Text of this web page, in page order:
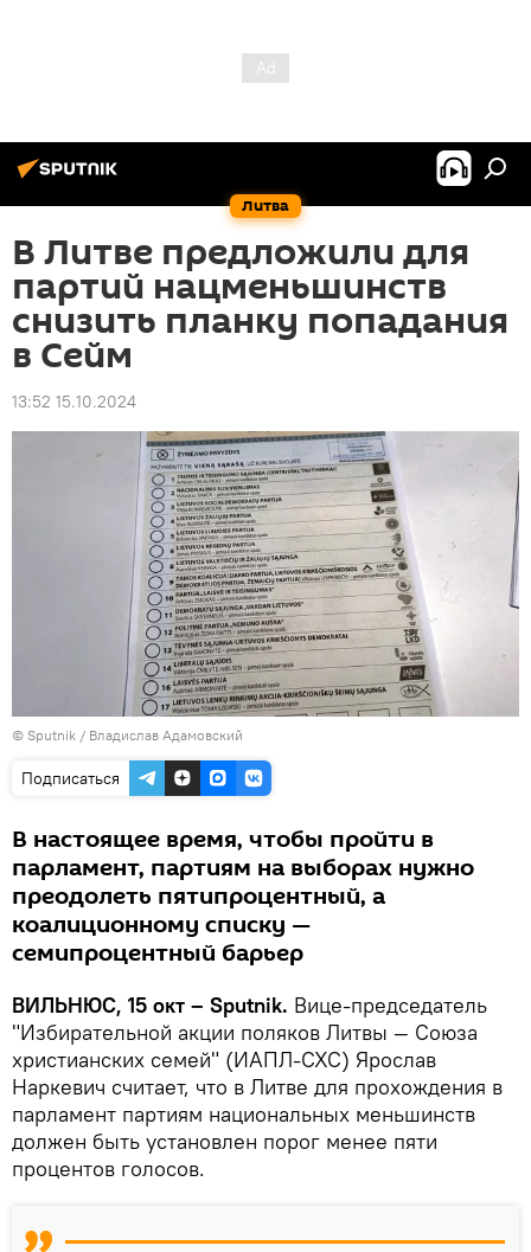
Литва
В Литве предложили для
партий нацменьшинств
снизить планку попадания
в Сейм
13:52 15.10.2024
© Sputnik / Владислав Адамовский
Подписаться
В настоящее время, чтобы пройти в
парламент, партиям на выборах нужно
преодолеть пятипроцентный, а
коалиционному списку —
семипроцентный барьер
ВИЛЬНЮС, 15 окт – Sputnik. Вице-председатель
"Избирательной акции поляков Литвы — Союза
христианских семей" (ИАПЛ-СХС) Ярослав
Наркевич считает, что в Литве для прохождения в
парламент партиям национальных меньшинств
должен быть установлен порог менее пяти
процентов голосов.